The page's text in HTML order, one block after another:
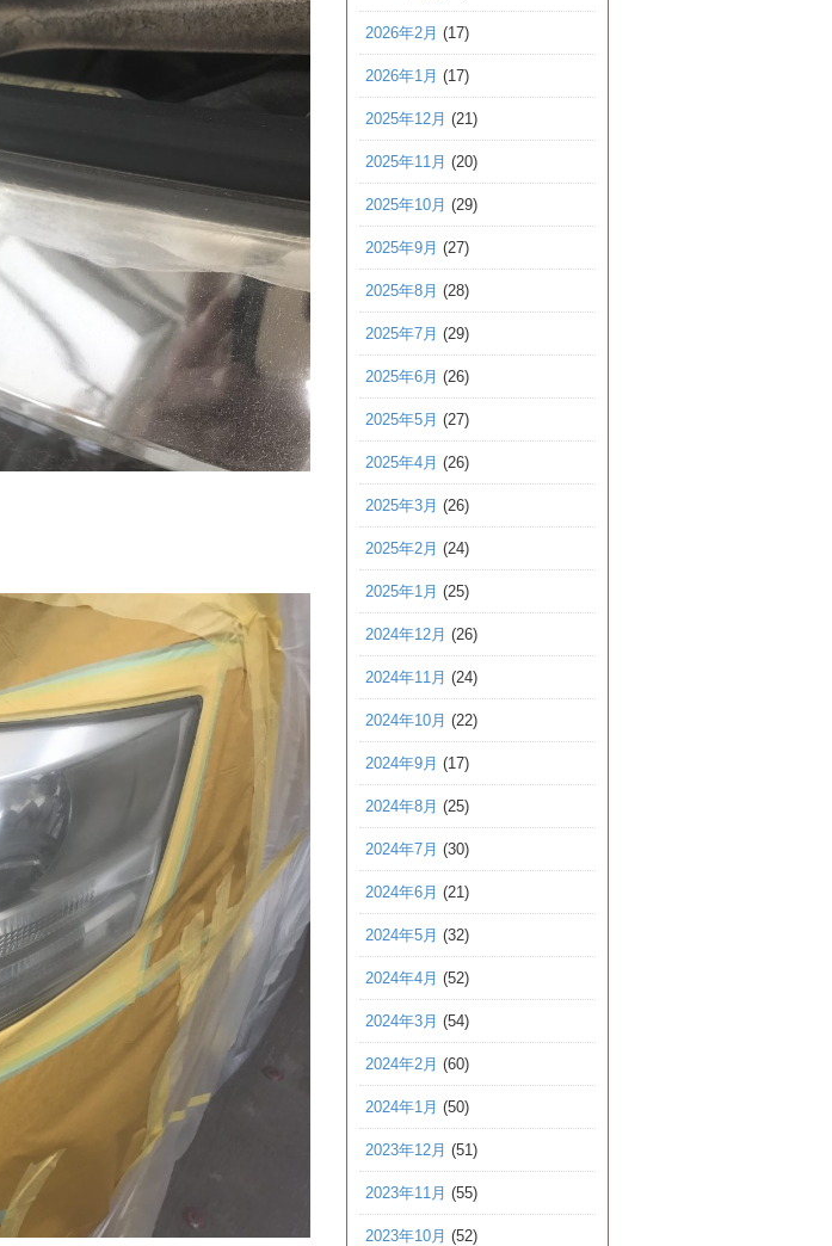
2026年2月 (17)
2026年1月 (17)
2025年12月 (21)
2025年11月 (20)
2025年10月 (29)
2025年9月 (27)
2025年8月 (28)
2025年7月 (29)
2025年6月 (26)
2025年5月 (27)
2025年4月 (26)
2025年3月 (26)
2025年2月 (24)
2025年1月 (25)
2024年12月 (26)
2024年11月 (24)
2024年10月 (22)
2024年9月 (17)
2024年8月 (25)
2024年7月 (30)
2024年6月 (21)
2024年5月 (32)
2024年4月 (52)
2024年3月 (54)
2024年2月 (60)
2024年1月 (50)
2023年12月 (51)
2023年11月 (55)
2023年10月 (52)